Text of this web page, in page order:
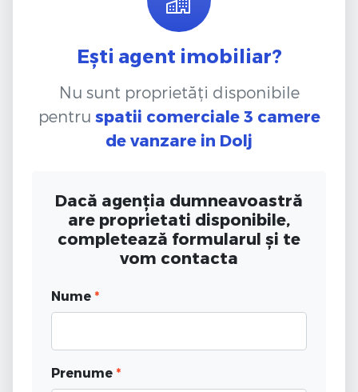
Ești agent imobiliar?
Nu sunt proprietăți disponibile
pentru spatii comerciale 3 camere
de vanzare in Dolj
Dacă agenția dumneavoastră
are proprietati disponibile,
completează formularul și te
vom contacta
Nume *
Prenume *